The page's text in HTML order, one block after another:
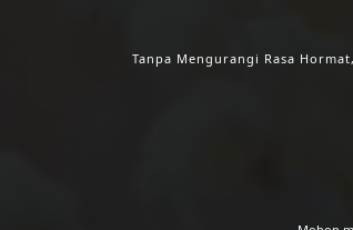
Tanpa Mengurangi Rasa